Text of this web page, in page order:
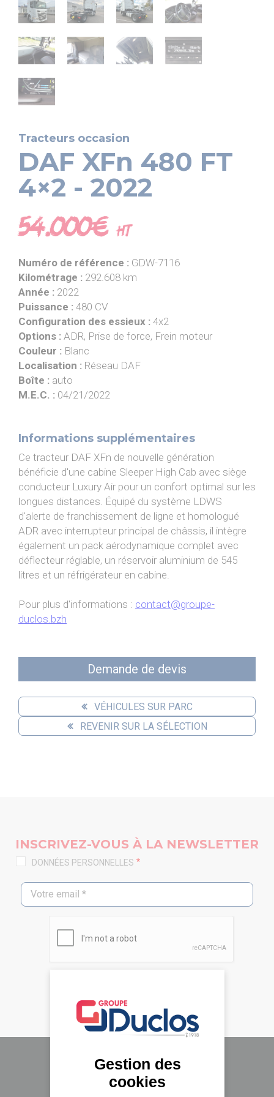
Tracteurs occasion
DAF XFn 480 FT
4×2 - 2022
54.000€ HT
Numéro de référence : GDW-7116
Kilométrage : 292.608 km
Année : 2022
Puissance : 480 CV
Configuration des essieux : 4x2
Options : ADR, Prise de force, Frein moteur
Couleur : Blanc
Localisation : Réseau DAF
Boîte : auto
M.E.C. : 04/21/2022
Informations supplémentaires
Ce tracteur DAF XFn de nouvelle génération
bénéficie d'une cabine Sleeper High Cab avec siège
conducteur Luxury Air pour un confort optimal sur les
longues distances. Équipé du système LDWS
d'alerte de franchissement de ligne et homologué
ADR avec interrupteur principal de châssis, il intègre
également un pack aérodynamique complet avec
déflecteur réglable, un réservoir aluminium de 545
litres et un réfrigérateur en cabine.
Pour plus d'informations : contact@groupe-
duclos.bzh
Demande de devis
VÉHICULES SUR PARC
REVENIR SUR LA SÉLECTION
INSCRIVEZ-VOUS À LA NEWSLETTER
DONNÉES PERSONNELLES
Le groupe Duclos
PIAGGIO ASSISTANCE
0805 54 06 54
Gestion des
cookies